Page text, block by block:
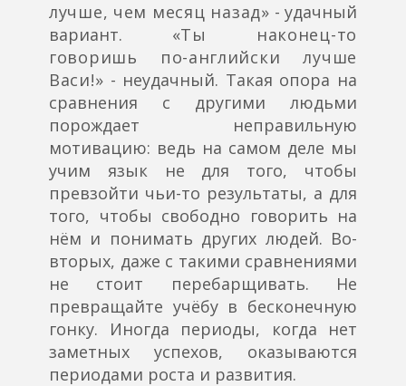
лучше, чем месяц назад» - удачный
вариант. «Ты наконец-то
говоришь по-английски лучше
Васи!» - неудачный. Такая опора на
сравнения с другими людьми
порождает неправильную
мотивацию: ведь на самом деле мы
учим язык не для того, чтобы
превзойти чьи-то результаты, а для
того, чтобы свободно говорить на
нём и понимать других людей. Во-
вторых, даже с такими сравнениями
не стоит перебарщивать. Не
превращайте учёбу в бесконечную
гонку. Иногда периоды, когда нет
заметных успехов, оказываются
периодами роста и развития.